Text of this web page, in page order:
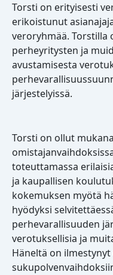
Torsti on erityisesti
erikoistunut
veroryhmää. Torstilla
perheyritysten ja
avustamisesta
järjestelyissä.
Torsti on ollut
toteuttamassa
ja kaupallisen
kokemuksen myötä
hyödyksi
perhevarallisuuden
verotuksellisia ja
Häneltä on